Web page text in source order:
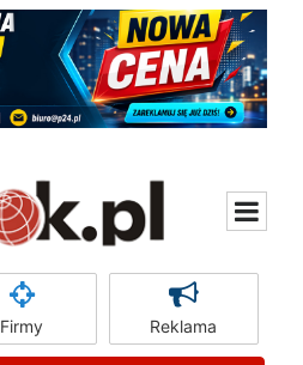
Firmy Reklama